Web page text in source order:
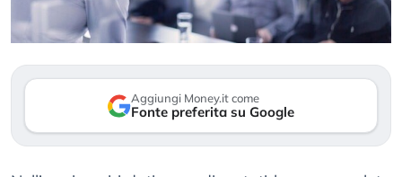
Aggiungi Money.it come
Fonte preferita su Google